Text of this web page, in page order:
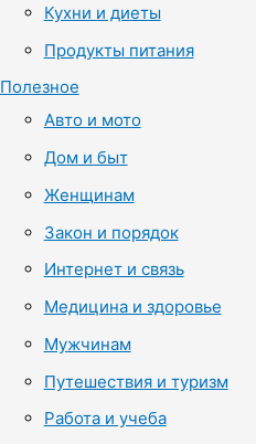
Кухни и диеты
Продукты питания
Полезное
Авто и мото
Дом и быт
Женщинам
Закон и порядок
Интернет и связь
Медицина и здоровье
Мужчинам
Путешествия и туризм
Работа и учеба